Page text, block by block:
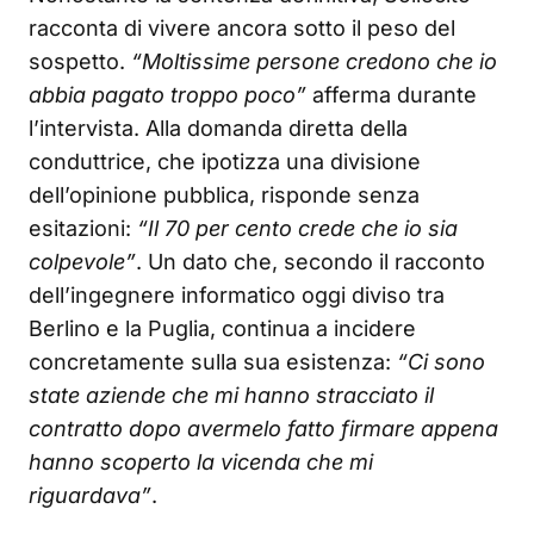
racconta di vivere ancora sotto il peso del
sospetto. “Moltissime persone credono che io
abbia pagato troppo poco” afferma durante
l’intervista. Alla domanda diretta della
conduttrice, che ipotizza una divisione
dell’opinione pubblica, risponde senza
esitazioni: “Il 70 per cento crede che io sia
colpevole”. Un dato che, secondo il racconto
dell’ingegnere informatico oggi diviso tra
Berlino e la Puglia, continua a incidere
concretamente sulla sua esistenza: “Ci sono
state aziende che mi hanno stracciato il
contratto dopo avermelo fatto firmare appena
hanno scoperto la vicenda che mi
riguardava”.